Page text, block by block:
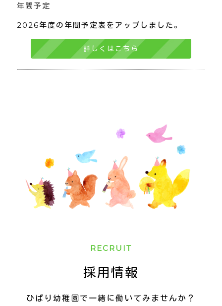
年間予定
2026年度の年間予定表をアップしました。
詳しくはこちら
RECRUIT
採用情報
ひばり幼稚園で一緒に働いてみませんか？